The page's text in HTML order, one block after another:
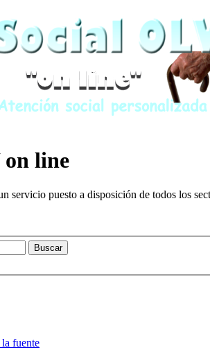
on line
servicio puesto a disposición de todos los
fuente